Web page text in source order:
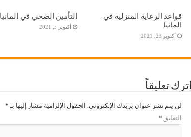
قواعد الرعاية المنزلية في
المانيا
أكتوبر 23, 2021
التأمين الصحي في المانيا
أكتوبر 5, 2021
اترك تعليقاً
لن يتم نشر عنوان بريدك الإلكتروني. الحقول الإلزامية مشار إليها بـ *
التعليق *